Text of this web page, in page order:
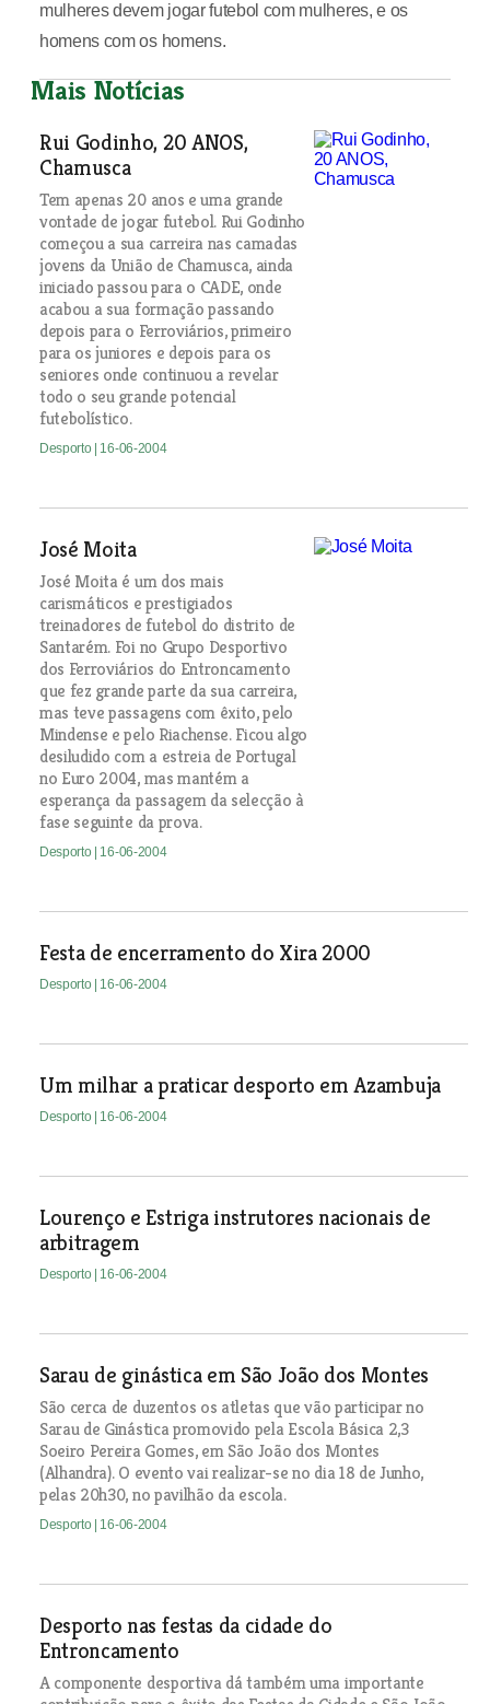
mulheres devem jogar futebol com mulheres, e os
homens com os homens.
Mais Notícias
Rui Godinho, 20 ANOS,
Chamusca
Tem apenas 20 anos e uma grande
vontade de jogar futebol. Rui Godinho
começou a sua carreira nas camadas
jovens da União de Chamusca, ainda
iniciado passou para o CADE, onde
acabou a sua formação passando
depois para o Ferroviários, primeiro
para os juniores e depois para os
seniores onde continuou a revelar
todo o seu grande potencial
futebolístico.
Desporto | 16-06-2004
José Moita
José Moita é um dos mais
carismáticos e prestigiados
treinadores de futebol do distrito de
Santarém. Foi no Grupo Desportivo
dos Ferroviários do Entroncamento
que fez grande parte da sua carreira,
mas teve passagens com êxito, pelo
Mindense e pelo Riachense. Ficou algo
desiludido com a estreia de Portugal
no Euro 2004, mas mantém a
esperança da passagem da selecção à
fase seguinte da prova.
Desporto | 16-06-2004
Festa de encerramento do Xira 2000
Desporto | 16-06-2004
Um milhar a praticar desporto em Azambuja
Desporto | 16-06-2004
Lourenço e Estriga instrutores nacionais de
arbitragem
Desporto | 16-06-2004
Sarau de ginástica em São João dos Montes
São cerca de duzentos os atletas que vão participar no
Sarau de Ginástica promovido pela Escola Básica 2,3
Soeiro Pereira Gomes, em São João dos Montes
(Alhandra). O evento vai realizar-se no dia 18 de Junho,
pelas 20h30, no pavilhão da escola.
Desporto | 16-06-2004
Desporto nas festas da cidade do
Entroncamento
A componente desportiva dá também uma importante